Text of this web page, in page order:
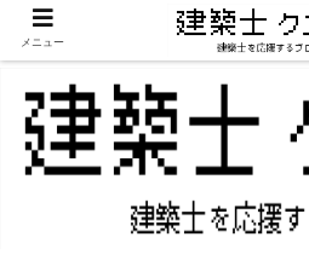
メニュー